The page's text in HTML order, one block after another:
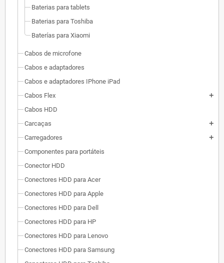
Baterias para tablets
Baterias para Toshiba
Baterías para Xiaomi
Cabos de microfone
Cabos e adaptadores
Cabos e adaptadores IPhone iPad
Cabos Flex
add
Cabos HDD
Carcaças
add
Carregadores add
Componentes para portáteis
Conector HDD
Conectores HDD para Acer
Conectores HDD para Apple
Conectores HDD para Dell
Conectores HDD para HP
Conectores HDD para Lenovo
Conectores HDD para Samsung